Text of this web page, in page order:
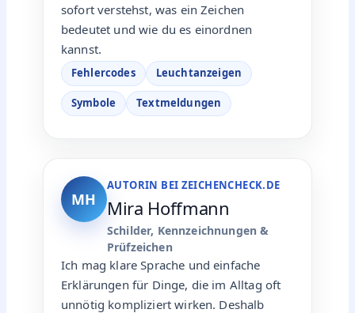
sofort verstehst, was ein Zeichen
bedeutet und wie du es einordnen
kannst.
Fehlercodes Leuchtanzeigen
Symbole Textmeldungen
MH
AUTORIN BEI ZEICHENCHECK.DE
Mira Hoffmann
Schilder, Kennzeichnungen &
Prüfzeichen
Ich mag klare Sprache und einfache
Erklärungen für Dinge, die im Alltag oft
unnötig kompliziert wirken. Deshalb